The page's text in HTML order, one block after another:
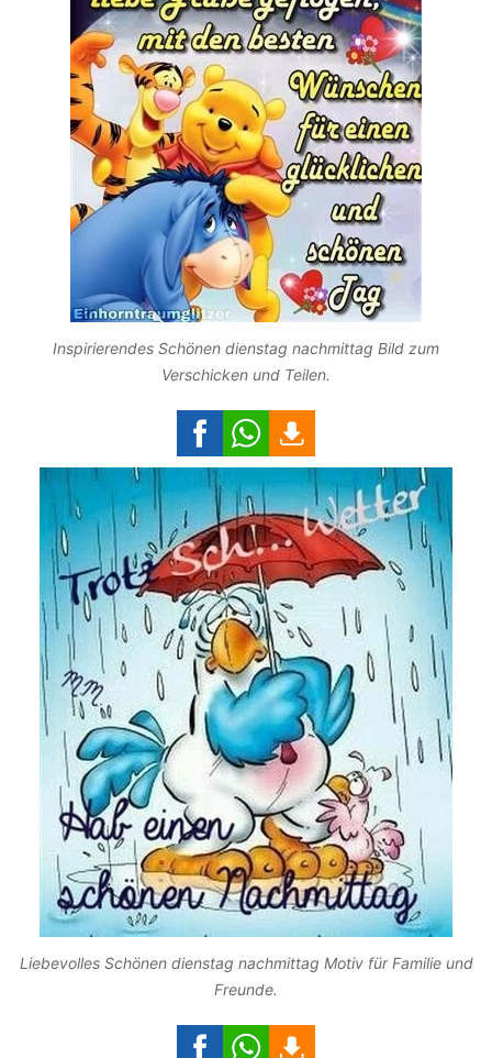
Inspirierendes Schönen dienstag nachmittag Bild zum
Verschicken und Teilen.
Liebevolles Schönen dienstag nachmittag Motiv für Familie und
Freunde.